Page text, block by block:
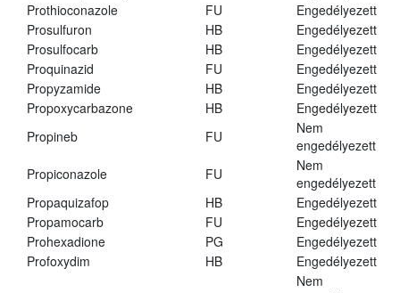
Prothioconazole
FU
Engedélyezett
Prosulfuron
HB
Engedélyezett
Prosulfocarb
HB
Engedélyezett
Proquinazid
FU
Engedélyezett
Propyzamide
HB
Engedélyezett
Propoxycarbazone
HB
Engedélyezett
Propineb
FU
Nem
engedélyezett
Propiconazole
FU
Nem
engedélyezett
Propaquizafop
HB
Engedélyezett
Propamocarb
FU
Engedélyezett
Prohexadione
PG
Engedélyezett
Profoxydim
HB Engedélyezett
Nem